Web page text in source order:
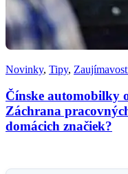
Novinky, Tipy,
Čínske automobilky
Záchrana
domácich značiek?